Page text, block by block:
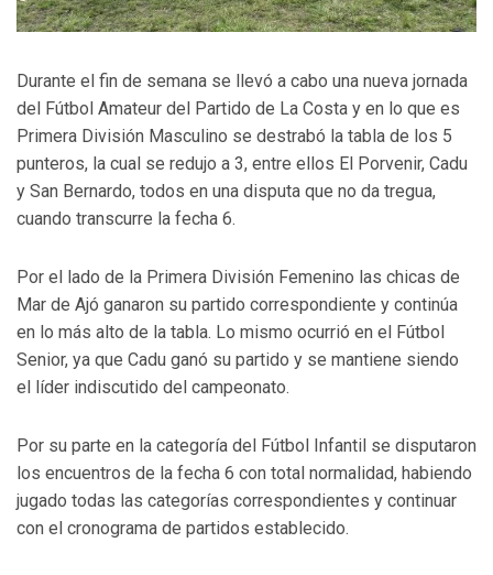
Durante el fin de semana se llevó a cabo una nueva jornada
del Fútbol Amateur del Partido de La Costa y en lo que es
Primera División Masculino se destrabó la tabla de los 5
punteros, la cual se redujo a 3, entre ellos El Porvenir, Cadu
y San Bernardo, todos en una disputa que no da tregua,
cuando transcurre la fecha 6.
Por el lado de la Primera División Femenino las chicas de
Mar de Ajó ganaron su partido correspondiente y continúa
en lo más alto de la tabla. Lo mismo ocurrió en el Fútbol
Senior, ya que Cadu ganó su partido y se mantiene siendo
el líder indiscutido del campeonato.
Por su parte en la categoría del Fútbol Infantil se disputaron
los encuentros de la fecha 6 con total normalidad, habiendo
jugado todas las categorías correspondientes y continuar
con el cronograma de partidos establecido.